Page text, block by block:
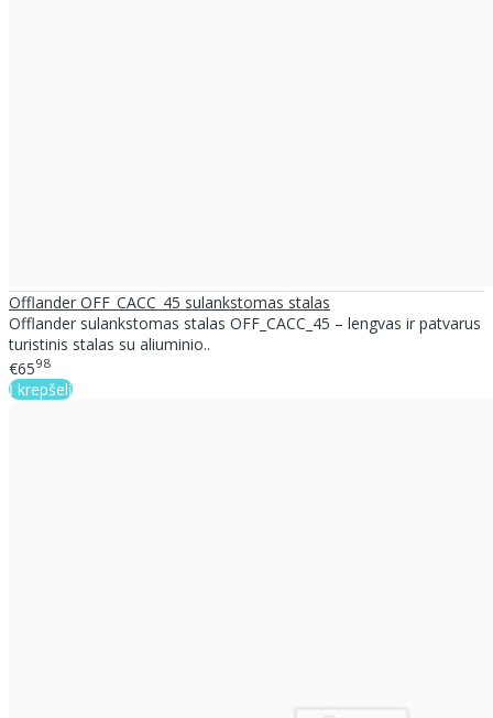
Offlander OFF_CACC_45 sulankstomas stalas
Offlander sulankstomas stalas OFF_CACC_45 – lengvas ir patvarus
turistinis stalas su aliuminio..
€6598
Į krepšelį